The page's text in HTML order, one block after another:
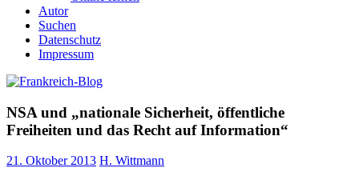
Autor
Suchen
Datenschutz
Impressum
NSA und „nationale Sicherheit, öffentliche
Freiheiten und das Recht auf Information“
21. Oktober 2013 H. Wittmann